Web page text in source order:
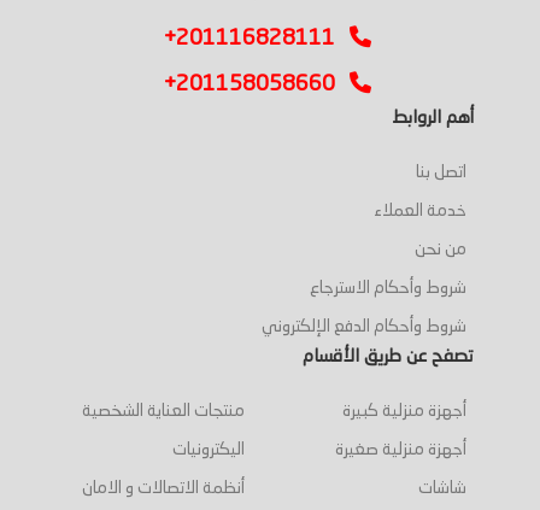
+201116828111
+201158058660
أهم الروابط
اتصل بنا
خدمة العملاء
من نحن
شروط وأحكام الاسترجاع
شروط وأحكام الدفع الإلكتروني
تصفح عن طريق الأقسام
أجهزة منزلية كبيرة
أجهزة منزلية صغيرة
شاشات
منتجات العناية الشخصية
اليكترونيات
أنظمة الاتصالات و الامان